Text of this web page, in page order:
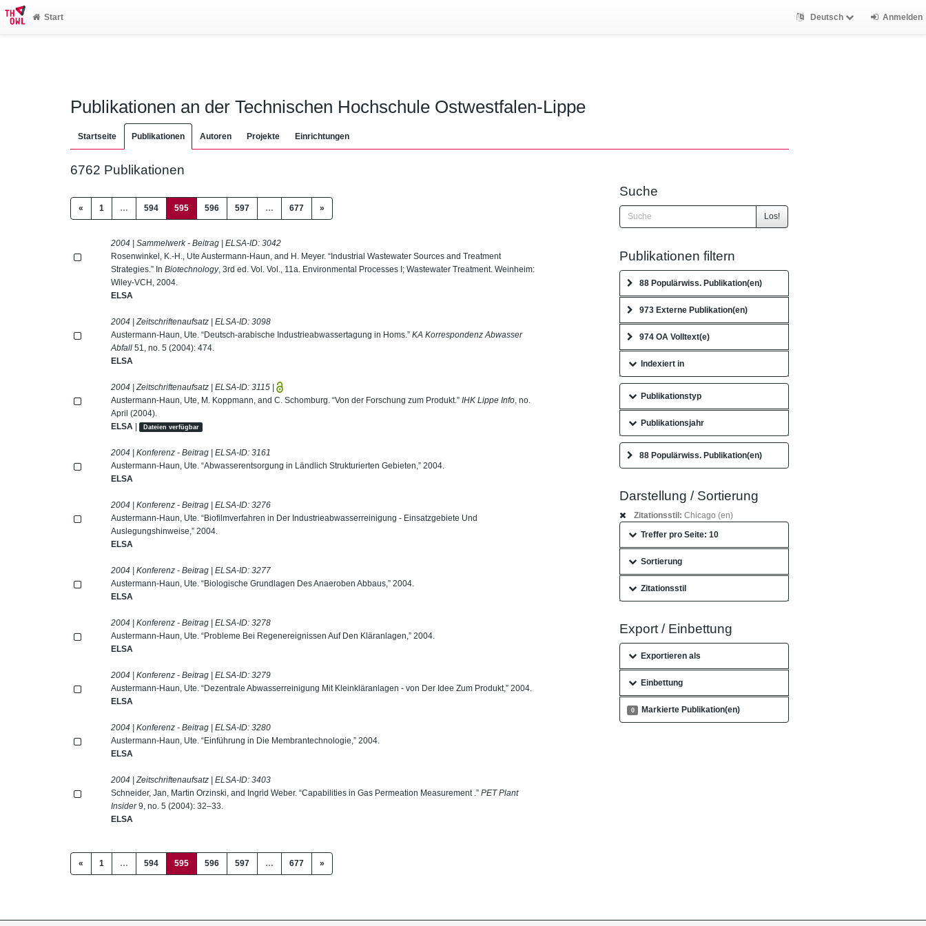
Start Deutsch Anmelden
Publikationen an der Technischen Hochschule Ostwestfalen-Lippe
Startseite Publikationen Autoren Projekte Einrichtungen
6762 Publikationen
« 1 … 594 595(current)
596 597 … 677 »
2004 | Sammelwerk - Beitrag | ELSA-ID:3042
Rosenwinkel, K.-H., Ute Austermann-Haun, and H. Meyer. “Industrial Wastewater Sources and Treatment
Strategies.” InBiotechnology, 3rd ed. Vol. Vol., 11a. Environmental Processes I; Wastewater Treatment. Weinheim:
Wiley-VCH, 2004.
ELSA
2004 | Zeitschriftenaufsatz | ELSA-ID:3098
Austermann-Haun, Ute. “Deutsch-arabische Industrieabwassertagung in Homs.”KA Korrespondenz Abwasser
Abfall 51, no. 5 (2004): 474.
ELSA
2004 | Zeitschriftenaufsatz | ELSA-ID:3115 |
Austermann-Haun, Ute, M. Koppmann, and C. Schomburg. “Von der Forschung zum Produkt.”IHK Lippe Info , no.
April (2004).
ELSA | Dateien verfügbar
2004 | Konferenz - Beitrag | ELSA-ID:3161
Austermann-Haun, Ute. “Abwasserentsorgung in Ländlich Strukturierten Gebieten,” 2004.
ELSA
2004 | Konferenz - Beitrag | ELSA-ID:3276
Austermann-Haun, Ute. “Biofilmverfahren in Der Industrieabwasserreinigung - Einsatzgebiete Und
Auslegungshinweise,” 2004.
ELSA
2004 | Konferenz - Beitrag | ELSA-ID:3277
Austermann-Haun, Ute. “Biologische Grundlagen Des Anaeroben Abbaus,” 2004.
ELSA
2004 | Konferenz - Beitrag | ELSA-ID:3278
Austermann-Haun, Ute. “Probleme Bei Regenereignissen Auf Den Kläranlagen,” 2004.
ELSA
2004 | Konferenz - Beitrag | ELSA-ID:3279
Austermann-Haun, Ute. “Dezentrale Abwasserreinigung Mit Kleinkläranlagen - von Der Idee Zum Produkt,” 2004.
ELSA
2004 | Konferenz - Beitrag | ELSA-ID:3280
Austermann-Haun, Ute. “Einführung in Die Membrantechnologie,” 2004.
ELSA
2004 | Zeitschriftenaufsatz | ELSA-ID:3403
Schneider, Jan, Martin Orzinski, and Ingrid Weber. “Capabilities in Gas Permeation Measurement .”PET Plant
Insider9, no. 5 (2004): 32–33.
ELSA
« 1 … 594 595(current)
596 597 … 677 »
Suche
Los!
Publikationen filtern
88 Populärwiss. Publikation(en)
973 Externe Publikation(en)
974 OA Volltext(e)
Indexiert in
Publikationstyp
Publikationsjahr
88 Populärwiss. Publikation(en)
Darstellung / Sortierung
Zitationsstil: Chicago (en)
Treffer pro Seite: 10
Sortierung
Zitationsstil
Export / Einbettung
Exportieren als
Einbettung
0 Markierte Publikation(en)